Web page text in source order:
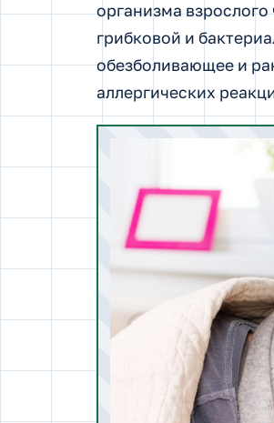
организма
грибковой и
обезболивающее и
аллергических